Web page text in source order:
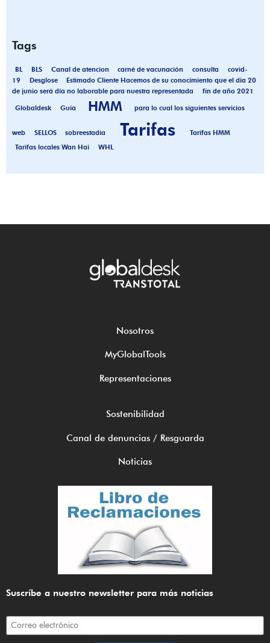
Tags
BL BLS Canal de atencion carné de vacunación consulta
covid-
19
Desglose
Estimado Cliente Hacemos de su conocimiento que el día 20
de junio será día no laborable para nuestra representada
fin de año 2021
Globaldesk Guía HMM para lo cual los siguientes servicios
web SELLOS sobreestadia Tarifas
Tarifas HMM
Tarifas locales Wan Hai
WHL
Nosotros
MyGlobalTools
Representaciones
Sostenibilidad
Canal de denuncias / Resguarda
Noticias
Suscríbe a nuestro newsletter para más noticias